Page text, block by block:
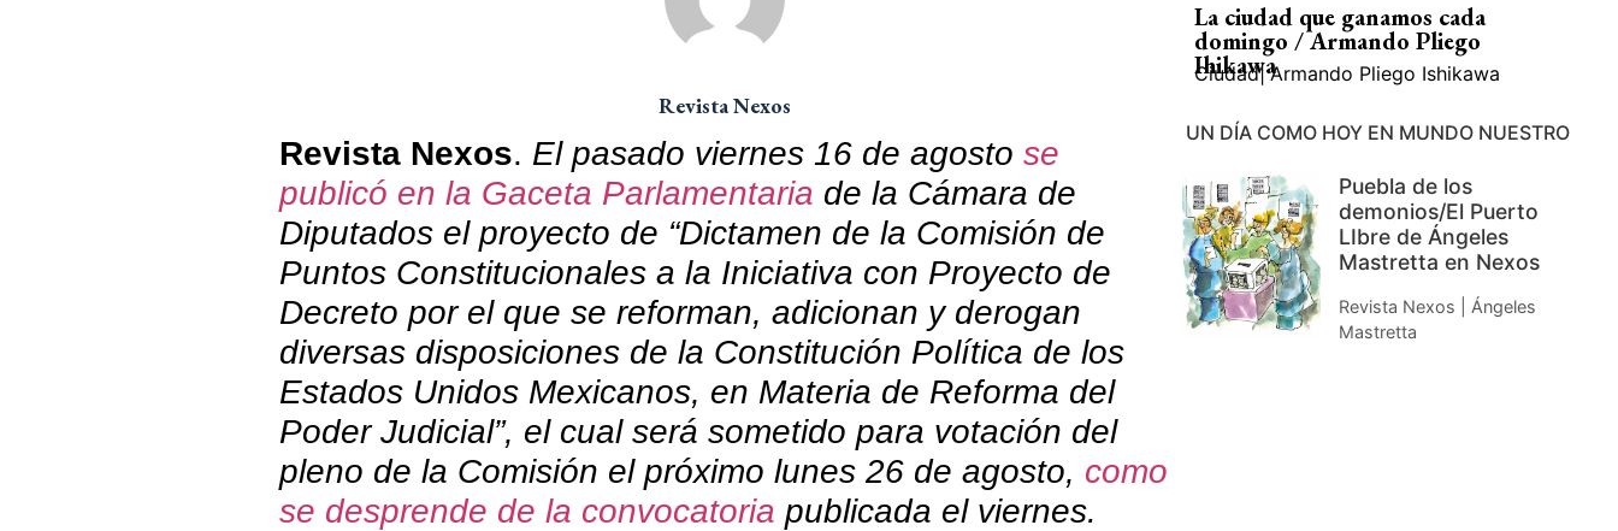
Revista Nexos
Revista Nexos. El pasado viernes 16 de agosto se
publicó en la Gaceta Parlamentaria de la Cámara de
Diputados el proyecto de “Dictamen de la Comisión de
Puntos Constitucionales a la Iniciativa con Proyecto de
Decreto por el que se reforman, adicionan y derogan
diversas disposiciones de la Constitución Política de los
Estados Unidos Mexicanos, en Materia de Reforma del
Poder Judicial”, el cual será sometido para votación del
pleno de la Comisión el próximo lunes 26 de agosto, como
se desprende de la convocatoria publicada el viernes.
La ciudad que ganamos cada
domingo / Armando Pliego
Ihikawa
Ciudad| Armando Pliego Ishikawa
UN DÍA COMO HOY EN MUNDO NUESTRO
Puebla de los
demonios/El Puerto
LIbre de Ángeles
Mastretta en Nexos
Revista Nexos | Ángeles
Mastretta